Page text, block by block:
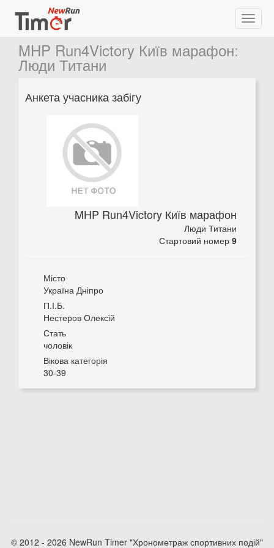
MHP Run4Victory Київ марафон:
Люди Титани
Анкета учасника забігу
MHP Run4Victory Київ марафон
Люди Титани
Стартовий номер 9
Місто
Україна Дніпро
П.І.Б.
Нестеров Олексій
Стать
чоловік
Вікова категорія
30-39
© 2012 - 2026 NewRun Timer "Хронометраж спортивних подій"